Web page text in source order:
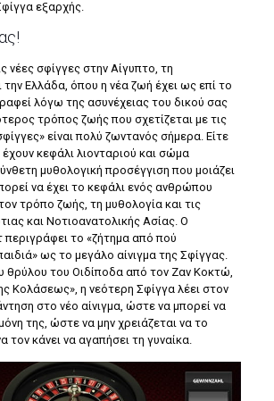
εξαρχής.
νέες σφίγγες στην Αίγυπτο, τη
Ελλάδα, όπου η νέα ζωή έχει ως επί το
λόγω της ασυνέχειας του δικού σας
τρόπος ζωής που σχετίζεται με τις
είναι πολύ ζωντανός σήμερα. Είτε
κεφάλι λιονταριού και σώμα
μυθολογική προσέγγιση που μοιάζει
να έχει το κεφάλι ενός ανθρώπου
τρόπο ζωής, τη μυθολογία και τις
και Νοτιοανατολικής Ασίας. Ο
περιγράφει το «ζήτημα από πού
ως το μεγάλο αίνιγμα της Σφίγγας.
θρύλου του Οιδίποδα από τον Ζαν Κοκτώ,
Κολάσεως», η νεότερη Σφίγγα λέει στον
στο νέο αίνιγμα, ώστε να μπορεί να
της, ώστε να μην χρειάζεται να το
τον κάνει να αγαπήσει τη γυναίκα.